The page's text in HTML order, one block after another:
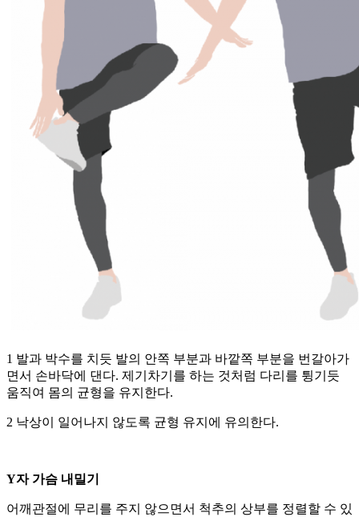
1 발과 박수를 치듯 발의 안쪽 부분과 바깥쪽 부분을 번갈아가
면서 손바닥에 댄다. 제기차기를 하는 것처럼 다리를 튕기듯
움직여 몸의 균형을 유지한다.
2 낙상이 일어나지 않도록 균형 유지에 유의한다.
Y자 가슴 내밀기
어깨관절에 무리를 주지 않으면서 척추의 상부를 정렬할 수 있